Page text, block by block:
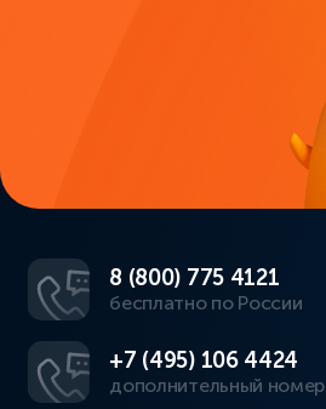
8 (800) 775 4121
бесплатно по России
+7 (495) 106 4424
дополнительный номер